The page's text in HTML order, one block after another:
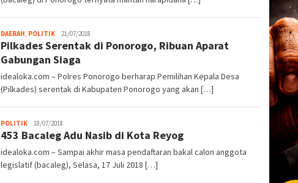
DAERAH, POLITIKadmin
21/07/2018
Pilkades Serentak di Ponorogo, Ribuan Aparat
Gabungan Siaga
idealoka.com – Polres Ponorogo berharap Pemilihan Kepala Desa
(Pilkades) serentak di Kabupaten Ponorogo yang akan […]
POLITIKadmin
18/07/2018
453 Bacaleg Adu Nasib di Kota Reyog
idealoka.com – Sampai akhir masa pendaftaran bakal calon anggota
legislatif (bacaleg), Selasa, 17 Juli 2018 […]